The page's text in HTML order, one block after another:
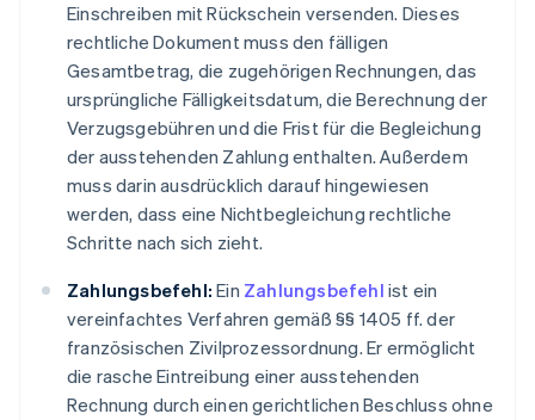
Einschreiben mit Rückschein versenden. Dieses
rechtliche Dokument muss den fälligen
Gesamtbetrag, die zugehörigen Rechnungen, das
ursprüngliche Fälligkeitsdatum, die Berechnung der
Verzugsgebühren und die Frist für die Begleichung
der ausstehenden Zahlung enthalten. Außerdem
muss darin ausdrücklich darauf hingewiesen
werden, dass eine Nichtbegleichung rechtliche
Schritte nach sich zieht.
Zahlungsbefehl: Ein Zahlungsbefehl ist ein
vereinfachtes Verfahren gemäß §§ 1405 ff. der
französischen Zivilprozessordnung. Er ermöglicht
die rasche Eintreibung einer ausstehenden
Rechnung durch einen gerichtlichen Beschluss ohne